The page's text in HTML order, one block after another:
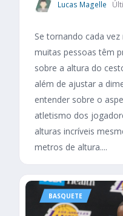
Lucas Magelle
Se tornando cada
muitas pessoas têm
sobre a altura do
além de ajustar a
entender sobre o
atletismo dos
alturas incríveis
metros de altura....
BASQUETE